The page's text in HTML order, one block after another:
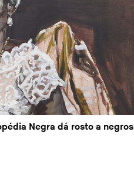
Negra dá rosto a negros